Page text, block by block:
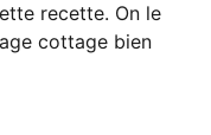
recette. On le
cottage bien